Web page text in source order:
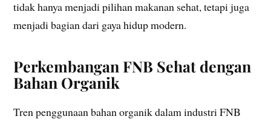
tidak hanya menjadi pilihan makanan sehat, tetapi juga
menjadi bagian dari gaya hidup modern.
Perkembangan FNB Sehat dengan
Bahan Organik
Tren penggunaan bahan organik dalam industri FNB